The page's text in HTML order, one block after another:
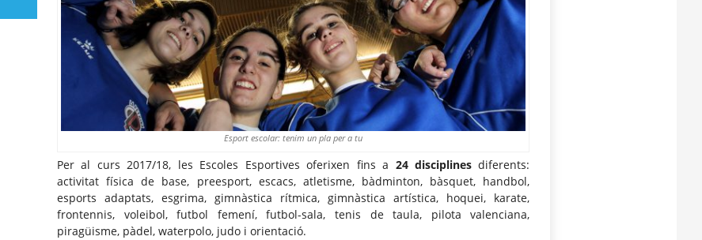
Esport escolar: tenim un pla per a tu
Per al curs 2017/18, les Escoles Esportives oferixen fins a 24 disciplinesdiferents:
activitat física de base, preesport, escacs, atletisme, bàdminton, bàsquet, handbol,
esports adaptats, esgrima, gimnàstica rítmica, gimnàstica artística, hoquei, karate,
frontennis, voleibol, futbol femení, futbol-sala, tenis de taula, pilota valenciana,
piragüisme, pàdel, waterpolo, judo i orientació.